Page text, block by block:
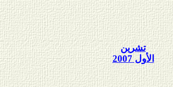
تشرين
الأول 2007